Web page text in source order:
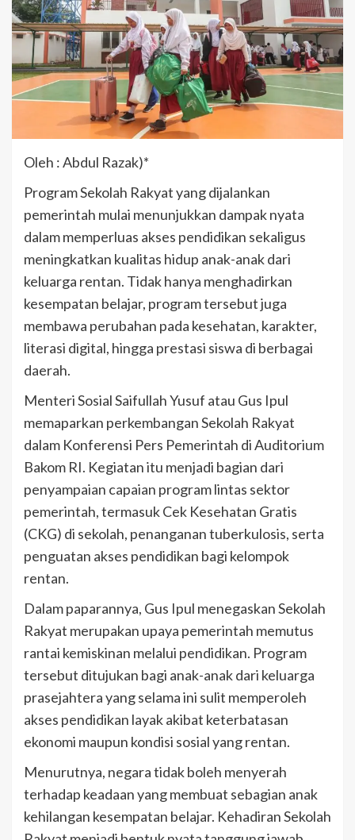
Oleh : Abdul Razak)*
Program Sekolah Rakyat yang dijalankan
pemerintah mulai menunjukkan dampak nyata
dalam memperluas akses pendidikan sekaligus
meningkatkan kualitas hidup anak-anak dari
keluarga rentan. Tidak hanya menghadirkan
kesempatan belajar, program tersebut juga
membawa perubahan pada kesehatan, karakter,
literasi digital, hingga prestasi siswa di berbagai
daerah.
Menteri Sosial Saifullah Yusuf atau Gus Ipul
memaparkan perkembangan Sekolah Rakyat
dalam Konferensi Pers Pemerintah di Auditorium
Bakom RI. Kegiatan itu menjadi bagian dari
penyampaian capaian program lintas sektor
pemerintah, termasuk Cek Kesehatan Gratis
(CKG) di sekolah, penanganan tuberkulosis, serta
penguatan akses pendidikan bagi kelompok
rentan.
Dalam paparannya, Gus Ipul menegaskan Sekolah
Rakyat merupakan upaya pemerintah memutus
rantai kemiskinan melalui pendidikan. Program
tersebut ditujukan bagi anak-anak dari keluarga
prasejahtera yang selama ini sulit memperoleh
akses pendidikan layak akibat keterbatasan
ekonomi maupun kondisi sosial yang rentan.
Menurutnya, negara tidak boleh menyerah
terhadap keadaan yang membuat sebagian anak
kehilangan kesempatan belajar. Kehadiran Sekolah